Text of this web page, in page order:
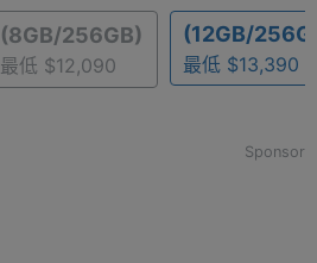
(8GB/256GB)
最低 $12,090
(12GB/
最低 $13,390
Sponsor